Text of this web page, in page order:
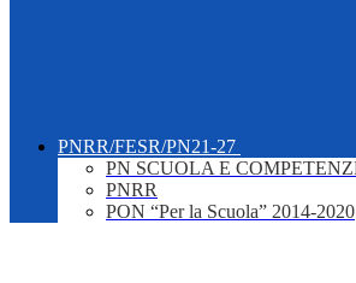
PNRR/FESR/PN21-27
PN SCUOLA E
PNRR
PON “Per la Scuola” 2014-2020